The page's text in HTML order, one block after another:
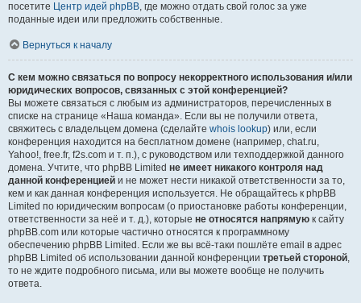
посетите Центр идей phpBB, где можно отдать свой голос за уже
поданные идеи или предложить собственные.
Вернуться к началу
С кем можно связаться по вопросу некорректного использования и/или
юридических вопросов, связанных с этой конференцией?
Вы можете связаться с любым из администраторов, перечисленных в
списке на странице «Наша команда». Если вы не получили ответа,
свяжитесь с владельцем домена (сделайте whois lookup) или, если
конференция находится на бесплатном домене (например, chat.ru,
Yahoo!, free.fr, f2s.com и т. п.), с руководством или техподдержкой данного
домена. Учтите, что phpBB Limited не имеет никакого контроля над
данной конференцией и не может нести никакой ответственности за то,
кем и как данная конференция используется. Не обращайтесь к phpBB
Limited по юридическим вопросам (о приостановке работы конференции,
ответственности за неё и т. д.), которые не относятся напрямую к сайту
phpBB.com или которые частично относятся к программному
обеспечению phpBB Limited. Если же вы всё-таки пошлёте email в адрес
phpBB Limited об использовании данной конференции третьей стороной,
то не ждите подробного письма, или вы можете вообще не получить
ответа.